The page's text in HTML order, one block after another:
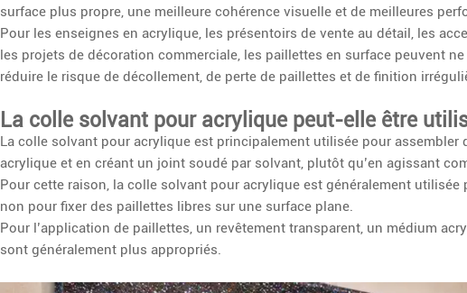
surface plus propre, une meilleure cohérence visuelle et de meilleures
Pour les enseignes en acrylique, les présentoirs de vente au détail, les
les projets de décoration commerciale, les paillettes en surface peuvent
réduire le risque de décollement, de perte de paillettes et de finition
La colle solvant pour acrylique peut-elle être
La colle solvant pour acrylique est principalement utilisée pour
acrylique et en créant un joint soudé par solvant, plutôt qu’en agissant
Pour cette raison, la colle solvant pour acrylique est généralement
non pour fixer des paillettes libres sur une surface plane.
Pour l’application de paillettes, un revêtement transparent, un médium
sont généralement plus appropriés.